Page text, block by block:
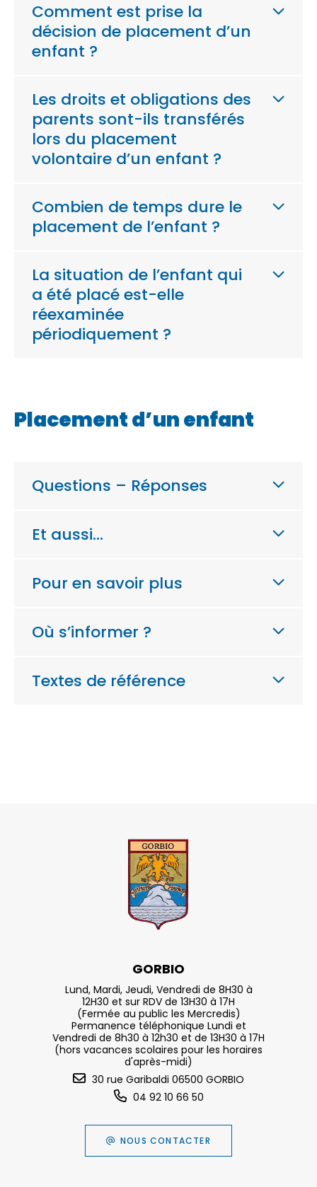
Comment est prise la
décision de placement d’un
enfant ?
Les droits et obligations des
parents sont-ils transférés
lors du placement
volontaire d’un enfant ?
Combien de temps dure le
placement de l’enfant ?
La situation de l’enfant qui
a été placé est-elle
réexaminée
périodiquement ?
Placement d’un enfant
Questions – Réponses
Et aussi…
Pour en savoir plus
Où s’informer ?
Textes de référence
GORBIO
Lund, Mardi, Jeudi, Vendredi de 8H30 à
12H30 et sur RDV de 13H30 à 17H
(Fermée au public les Mercredis)
Permanence téléphonique Lundi et
Vendredi de 8h30 à 12h30 et de 13H30 à 17H
(hors vacances scolaires pour les horaires
d'après-midi)
30 rue Garibaldi 06500 GORBIO
04 92 10 66 50
NOUS CONTACTER